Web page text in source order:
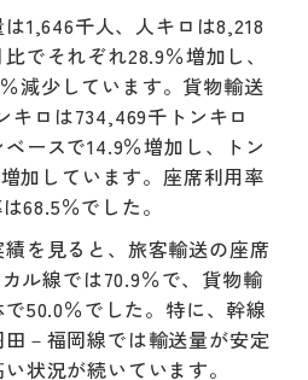
1,646千人、人キロは8,218
でそれぞれ28.9％増加し、
減少しています。貨物輸送
キロは734,469千トンキロ
ースで14.9％増加し、トン
加しています。座席利用率
68.5％でした。
を見ると、旅客輸送の座席
ル線では70.9％で、貨物輸
50.0％でした。特に、幹線
－福岡線では輸送量が安定
状況が続いています。